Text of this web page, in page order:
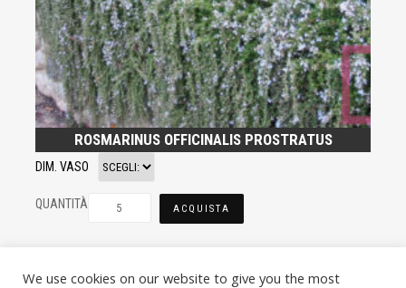
ROSMARINUS OFFICINALIS PROSTRATUS
DIM. VASO
QUANTITÀ ACQUISTA
We use cookies on our website to give you the most